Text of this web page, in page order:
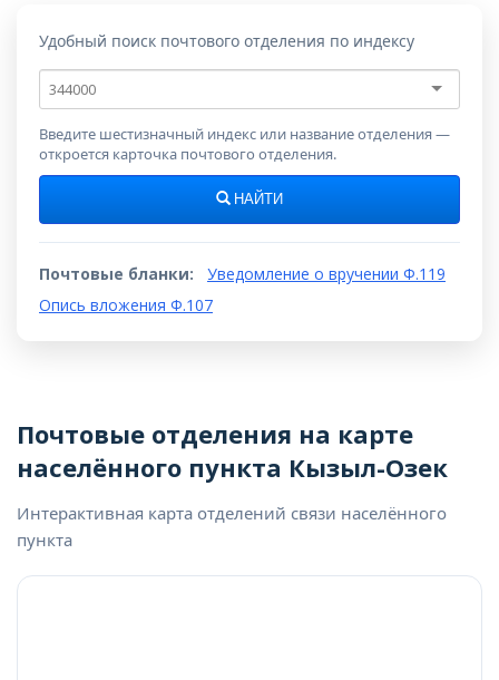
Удобный поиск почтового отделения по индексу
Почтовый
индекс
Введите шестизначный индекс или название отделения —
откроется карточка почтового отделения.
НАЙТИ
Почтовые бланки:
Уведомление о вручении Ф.119
Опись вложения Ф.107
Почтовые отделения на карте
населённого пункта Кызыл-Озек
Интерактивная карта отделений связи населённого
пункта